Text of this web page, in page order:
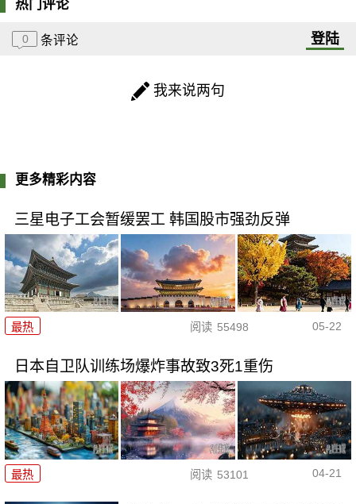
热门评论
0 条评论 登陆
我来说两句
更多精彩内容
三星电子工会暂缓罢工 韩国股市强劲反弹
最热 阅读 55498 05-22
日本自卫队训练场爆炸事故致3死1重伤
最热 阅读 53101 04-21